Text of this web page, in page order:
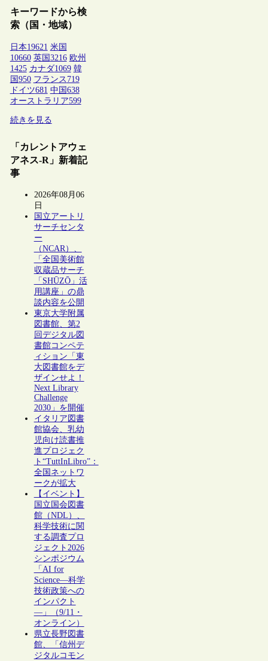
キーワードから検
索（国・地域）
日本19621 米国
10660 英国 3216 欧州
1425 カナダ1069 韓
国 950 フランス 719
ドイツ681 中国 638
オーストラリア599
続きを見る
「カレントアウェ
アネス-R」新着記
事
2026年08月06
日
国立アートリ
サーチセンタ
ー
（NCAR）、
「全国美術館
収蔵品サーチ
「SHŪZŌ」活
用講座」の鼎
談内容を公開
東京大学附属
図書館、第2
回デジタル図
書館コンペテ
ィション「東
大図書館をデ
ザインせよ！
Next Library
Challenge
2030」を開催
イタリア図書
館協会、乳幼
児向け読書推
進プロジェク
ト“TuttInLibro”：
全国ネットワ
ークが拡大
【イベント】
国立国会図書
館（NDL）、
科学技術に関
する調査プロ
ジェクト2026
シンポジウム
「AI for
Science―科学
技術政策への
インパクト
―」（9/11・
オンライン）
県立長野図書
館、「信州デ
ジタルコモン